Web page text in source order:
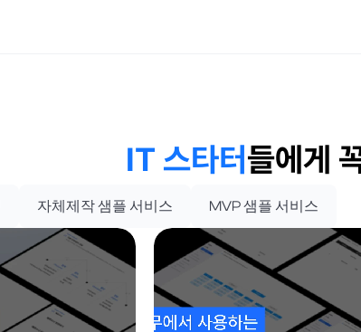
IT 스타터들에게
자체제작 샘플 서비스 MVP 샘플 서비스